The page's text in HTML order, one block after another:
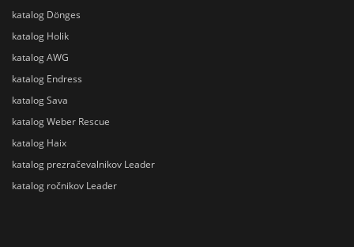
katalog Dönges
katalog Holik
katalog AWG
katalog Endress
katalog Sava
katalog Weber Rescue
katalog Haix
katalog prezračevalnikov Leader
katalog ročnikov Leader